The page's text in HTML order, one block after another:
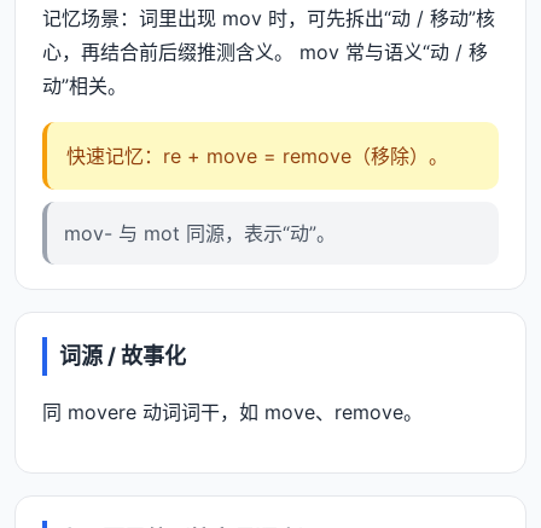
记忆场景：词里出现 mov 时，可先拆出“动 / 移动”核
心，再结合前后缀推测含义。 mov 常与语义“动 / 移
动”相关。
快速记忆：re + move = remove（移除）。
mov- 与 mot 同源，表示“动”。
词源 / 故事化
同 movere 动词词干，如 move、remove。